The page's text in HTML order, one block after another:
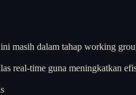
masih dalam tahap working
real-time guna meningkatkan